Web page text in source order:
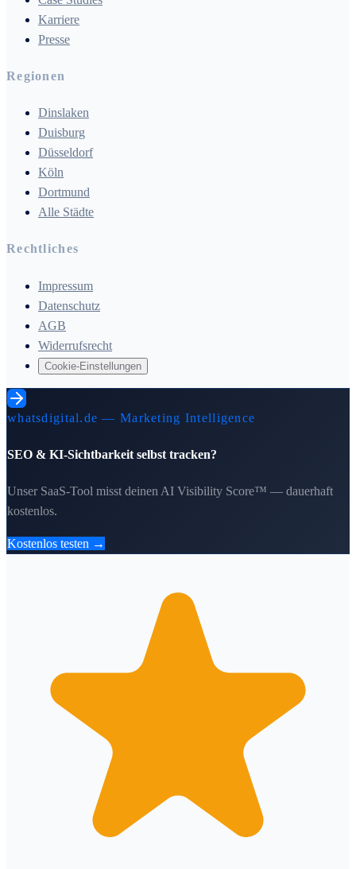
Karriere
Presse
Regionen
Dinslaken
Duisburg
Düsseldorf
Köln
Dortmund
Alle Städte
Rechtliches
Impressum
Datenschutz
AGB
Widerrufsrecht
Cookie-Einstellungen
whatsdigital.de — Marketing Intelligence
SEO & KI-Sichtbarkeit selbst tracken?
Unser SaaS-Tool misst deinen AI Visibility Score™ — dauerhaft
kostenlos.
Kostenlos testen →